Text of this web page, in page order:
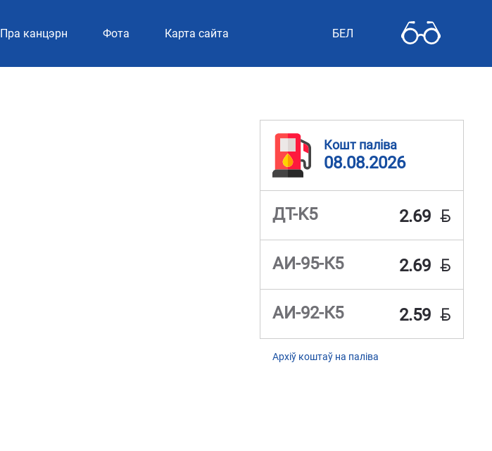
Пра канцэрн Фотa Карта сайта БЕЛ
Кошт паліва
08.08.2026
ДТ-K5 2.69 BYN
АИ-95-К5 2.69 BYN
АИ-92-К5 2.59 BYN
Архіў коштаў на паліва